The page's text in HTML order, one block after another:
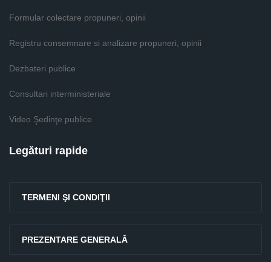
Formular colectare propuneri, opinii
Registru consemnare si analizare propuneri, opinii
Dezbateri publice
Consultari interministeriale
Video Şedinţe publice
Legături rapide
TERMENI ŞI CONDIŢII
PREZENTARE GENERALĂ